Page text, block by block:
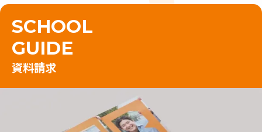
資料請求
SCHOOL
GUIDE